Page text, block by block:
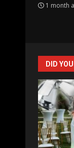
1 month
DID